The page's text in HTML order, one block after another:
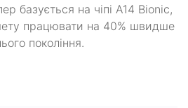
базується на чіпі A14 Bionic,
працювати на 40% швидше
покоління.